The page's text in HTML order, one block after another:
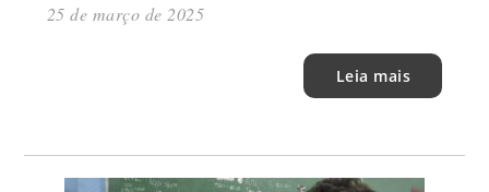
25 de março de 2025
Leia mais